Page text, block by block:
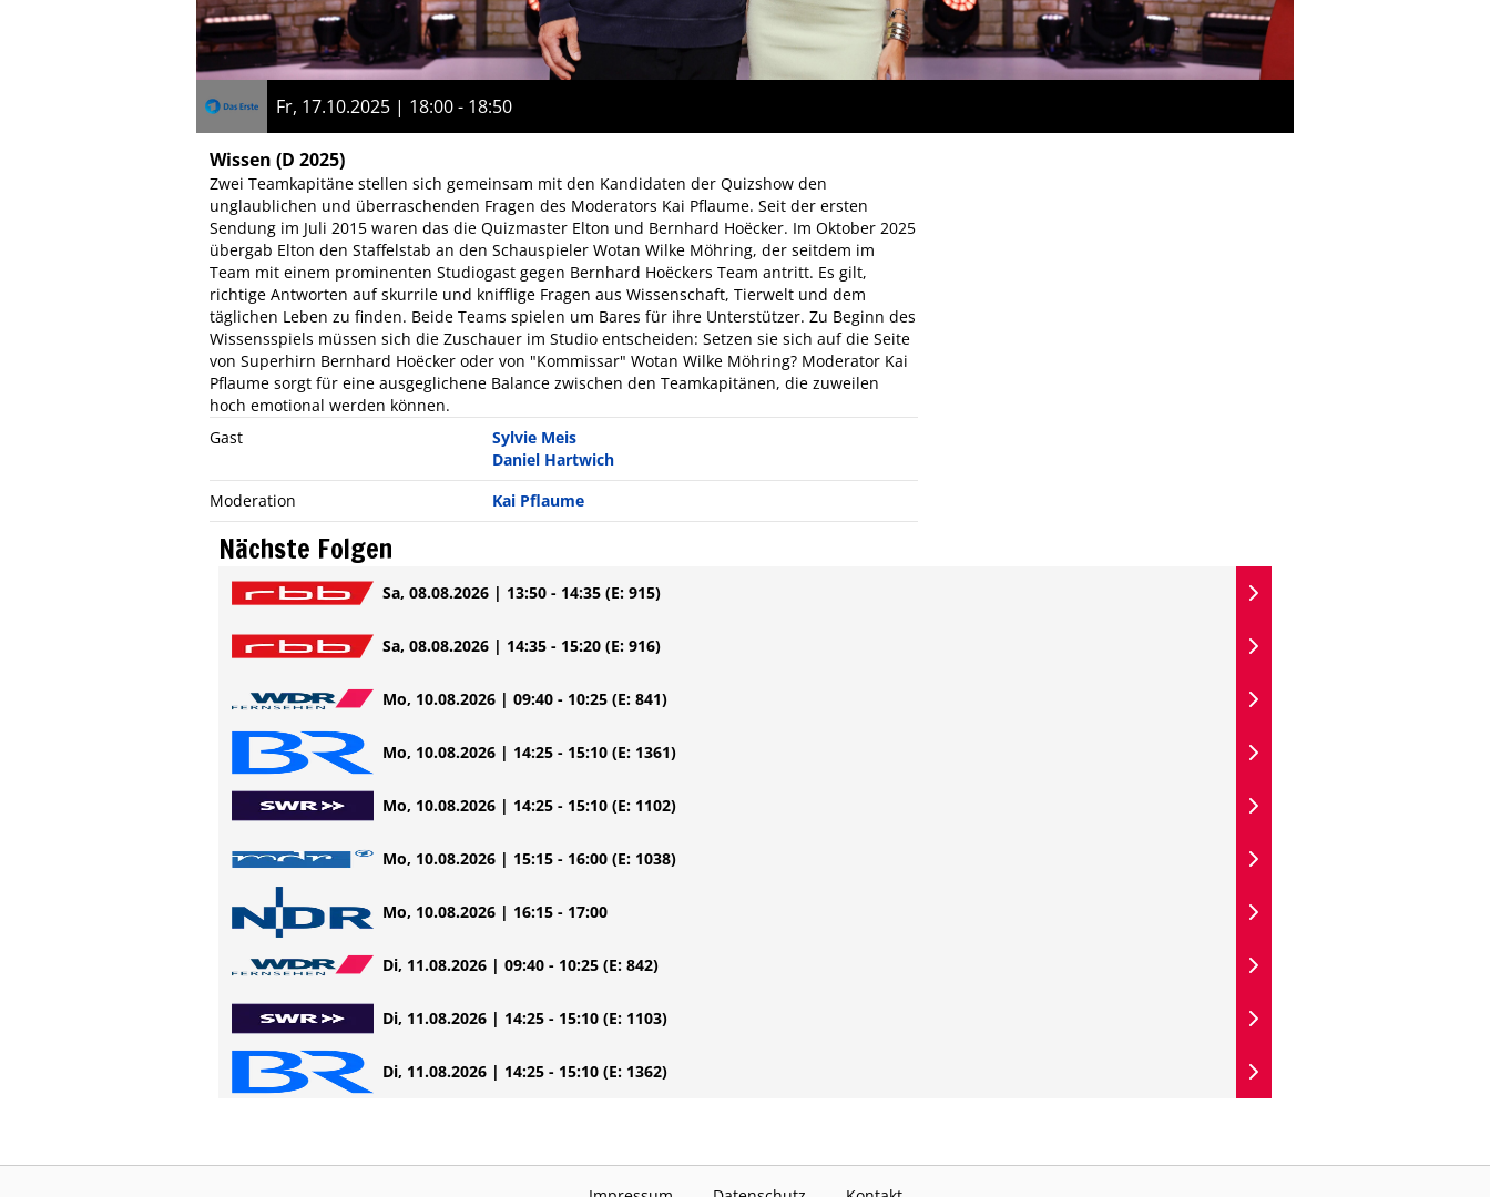
Fr, 17.10.2025 | 18:00 - 18:50
Wissen (D 2025)
Zwei Teamkapitäne stellen sich gemeinsam mit den Kandidaten der Quizshow den
unglaublichen und überraschenden Fragen des Moderators Kai Pflaume. Seit der ersten
Sendung im Juli 2015 waren das die Quizmaster Elton und Bernhard Hoëcker. Im Oktober 2025
übergab Elton den Staffelstab an den Schauspieler Wotan Wilke Möhring, der seitdem im
Team mit einem prominenten Studiogast gegen Bernhard Hoëckers Team antritt. Es gilt,
richtige Antworten auf skurrile und knifflige Fragen aus Wissenschaft, Tierwelt und dem
täglichen Leben zu finden. Beide Teams spielen um Bares für ihre Unterstützer. Zu Beginn des
Wissensspiels müssen sich die Zuschauer im Studio entscheiden: Setzen sie sich auf die Seite
von Superhirn Bernhard Hoëcker oder von "Kommissar" Wotan Wilke Möhring? Moderator Kai
Pflaume sorgt für eine ausgeglichene Balance zwischen den Teamkapitänen, die zuweilen
hoch emotional werden können.
Gast
Sylvie Meis
Daniel Hartwich
Moderation
Kai Pflaume
Nächste Folgen
Sa, 08.08.2026 | 13:50 - 14:35 (E: 915)
Sa, 08.08.2026 | 14:35 - 15:20 (E: 916)
Mo, 10.08.2026 | 09:40 - 10:25 (E: 841)
Mo, 10.08.2026 | 14:25 - 15:10 (E: 1361)
Mo, 10.08.2026 | 14:25 - 15:10 (E: 1102)
Mo, 10.08.2026 | 15:15 - 16:00 (E: 1038)
Mo, 10.08.2026 | 16:15 - 17:00
Di, 11.08.2026 | 09:40 - 10:25 (E: 842)
Di, 11.08.2026 | 14:25 - 15:10 (E: 1103)
Di, 11.08.2026 | 14:25 - 15:10 (E: 1362)